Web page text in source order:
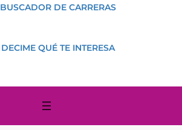
BUSCADOR DE CARRERAS
DECIME QUÉ TE INTERESA